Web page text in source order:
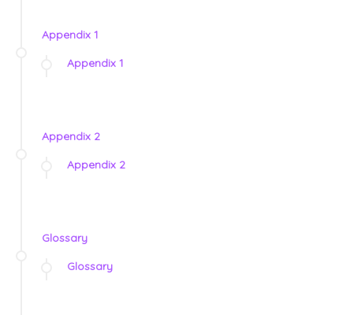
Appendix 1
Appendix 1
Appendix 2
Appendix 2
Glossary
Glossary